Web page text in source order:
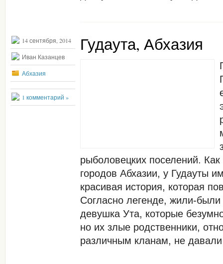
14 сентября, 2014
Иван Казанцев
Абхазия
1 комментарий »
Гудаута, Абхазия
рыболовецких поселений.
городов Абхазии, у Гудауты
красивая история, которая
Согласно легенде, жили-
девушка Ута, которые
но их злые родственники,
различным кланам, не